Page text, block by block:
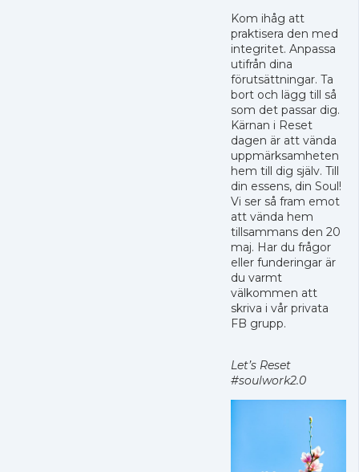
Kom ihåg att
praktisera den med
integritet. Anpassa
utifrån dina
förutsättningar. Ta
bort och lägg till så
som det passar dig.
Kärnan i Reset
dagen är att vända
uppmärksamheten
hem till dig själv. Till
din essens, din Soul!
Vi ser så fram emot
att vända hem
tillsammans den 20
maj. Har du frågor
eller funderingar är
du varmt
välkommen att
skriva i vår privata
FB grupp.
Let’s Reset
#soulwork2.0